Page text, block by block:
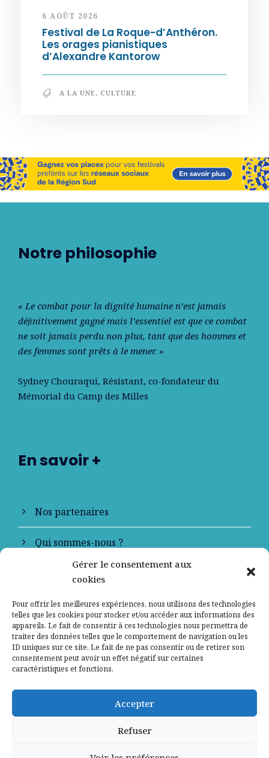
Gérer le consentement aux
cookies
Pour offrir les meilleures expériences, nous utilisons des technologies
telles que les cookies pour stocker et/ou accéder aux informations des
appareils. Le fait de consentir à ces technologies nous permettra de
traiter des données telles que le comportement de navigation ou les
ID uniques sur ce site. Le fait de ne pas consentir ou de retirer son
consentement peut avoir un effet négatif sur certaines
caractéristiques et fonctions.
Accepter
Refuser
6 AOÛT 2026
Festival de La Roque-d’Anthéron.
Les orages pianistiques
d’Alexandre Kantorow
A LA UNE, CULTURE
Notre philosophie
« Le combat pour la dignité humaine n’est jamais
déﬁnitivement gagné mais l’essentiel est que ce combat
ne soit jamais perdu non plus, tant que des hommes et
des femmes sont prêts à le mener. »
Sydney Chouraqui, Résistant, co-fondateur du
Mémorial du Camp des Milles
En savoir +
Nos partenaires
Qui sommes-nous ?
Contactez-nous
Mentions légales
Politique de confidentialité